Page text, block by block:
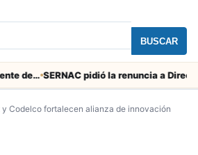
BUSCAR
de la música criolla durante 50 años
y Codelco fortalecen alianza de innovación